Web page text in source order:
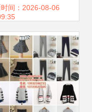
件与二十元牛仔
，哪里更划算？
间：2026-08-06